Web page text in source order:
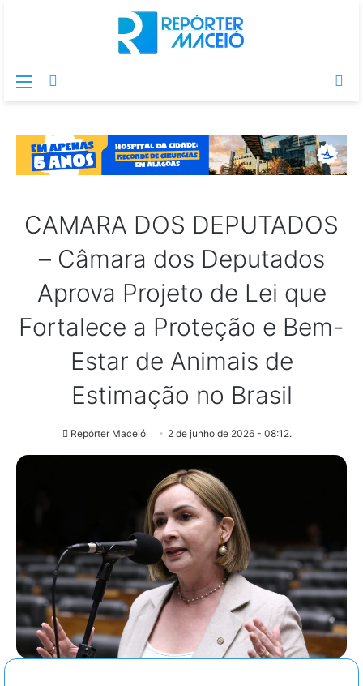
Menu
CAMARA DOS DEPUTADOS
– Câmara dos Deputados
Aprova Projeto de Lei que
Fortalece a Proteção e Bem-
Estar de Animais de
Estimação no Brasil
Repórter Maceió 2 de junho de 2026 - 08:12.